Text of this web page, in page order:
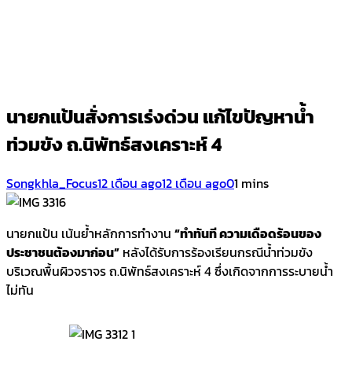
นายกแป้นสั่งการเร่งด่วน แก้ไขปัญหาน้ำ
ท่วมขัง ถ.นิพัทธ์สงเคราะห์ 4
Songkhla_Focus12 เดือน ago12 เดือน ago01 mins
นายกแป้น เน้นย้ำหลักการทำงาน “ทำทันที ความเดือดร้อนของ
ประชาชนต้องมาก่อน” หลังได้รับการร้องเรียนกรณีน้ำท่วมขัง
บริเวณพื้นผิวจราจร ถ.นิพัทธ์สงเคราะห์ 4 ซึ่งเกิดจากการระบายน้ำ
ไม่ทัน